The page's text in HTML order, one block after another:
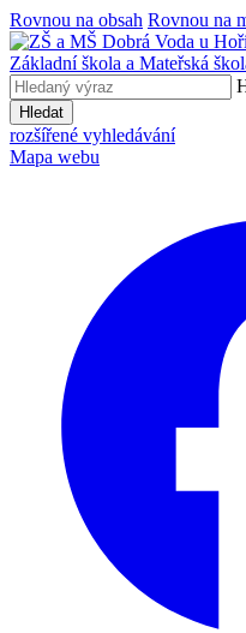
Rovnou na obsah Rovnou na
Základní škola a Mateřská
Hledat
rozšířené vyhledávání
Mapa webu